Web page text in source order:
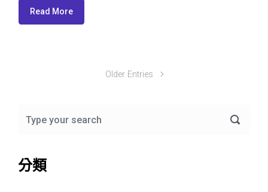
Read More
Older Entries
分類